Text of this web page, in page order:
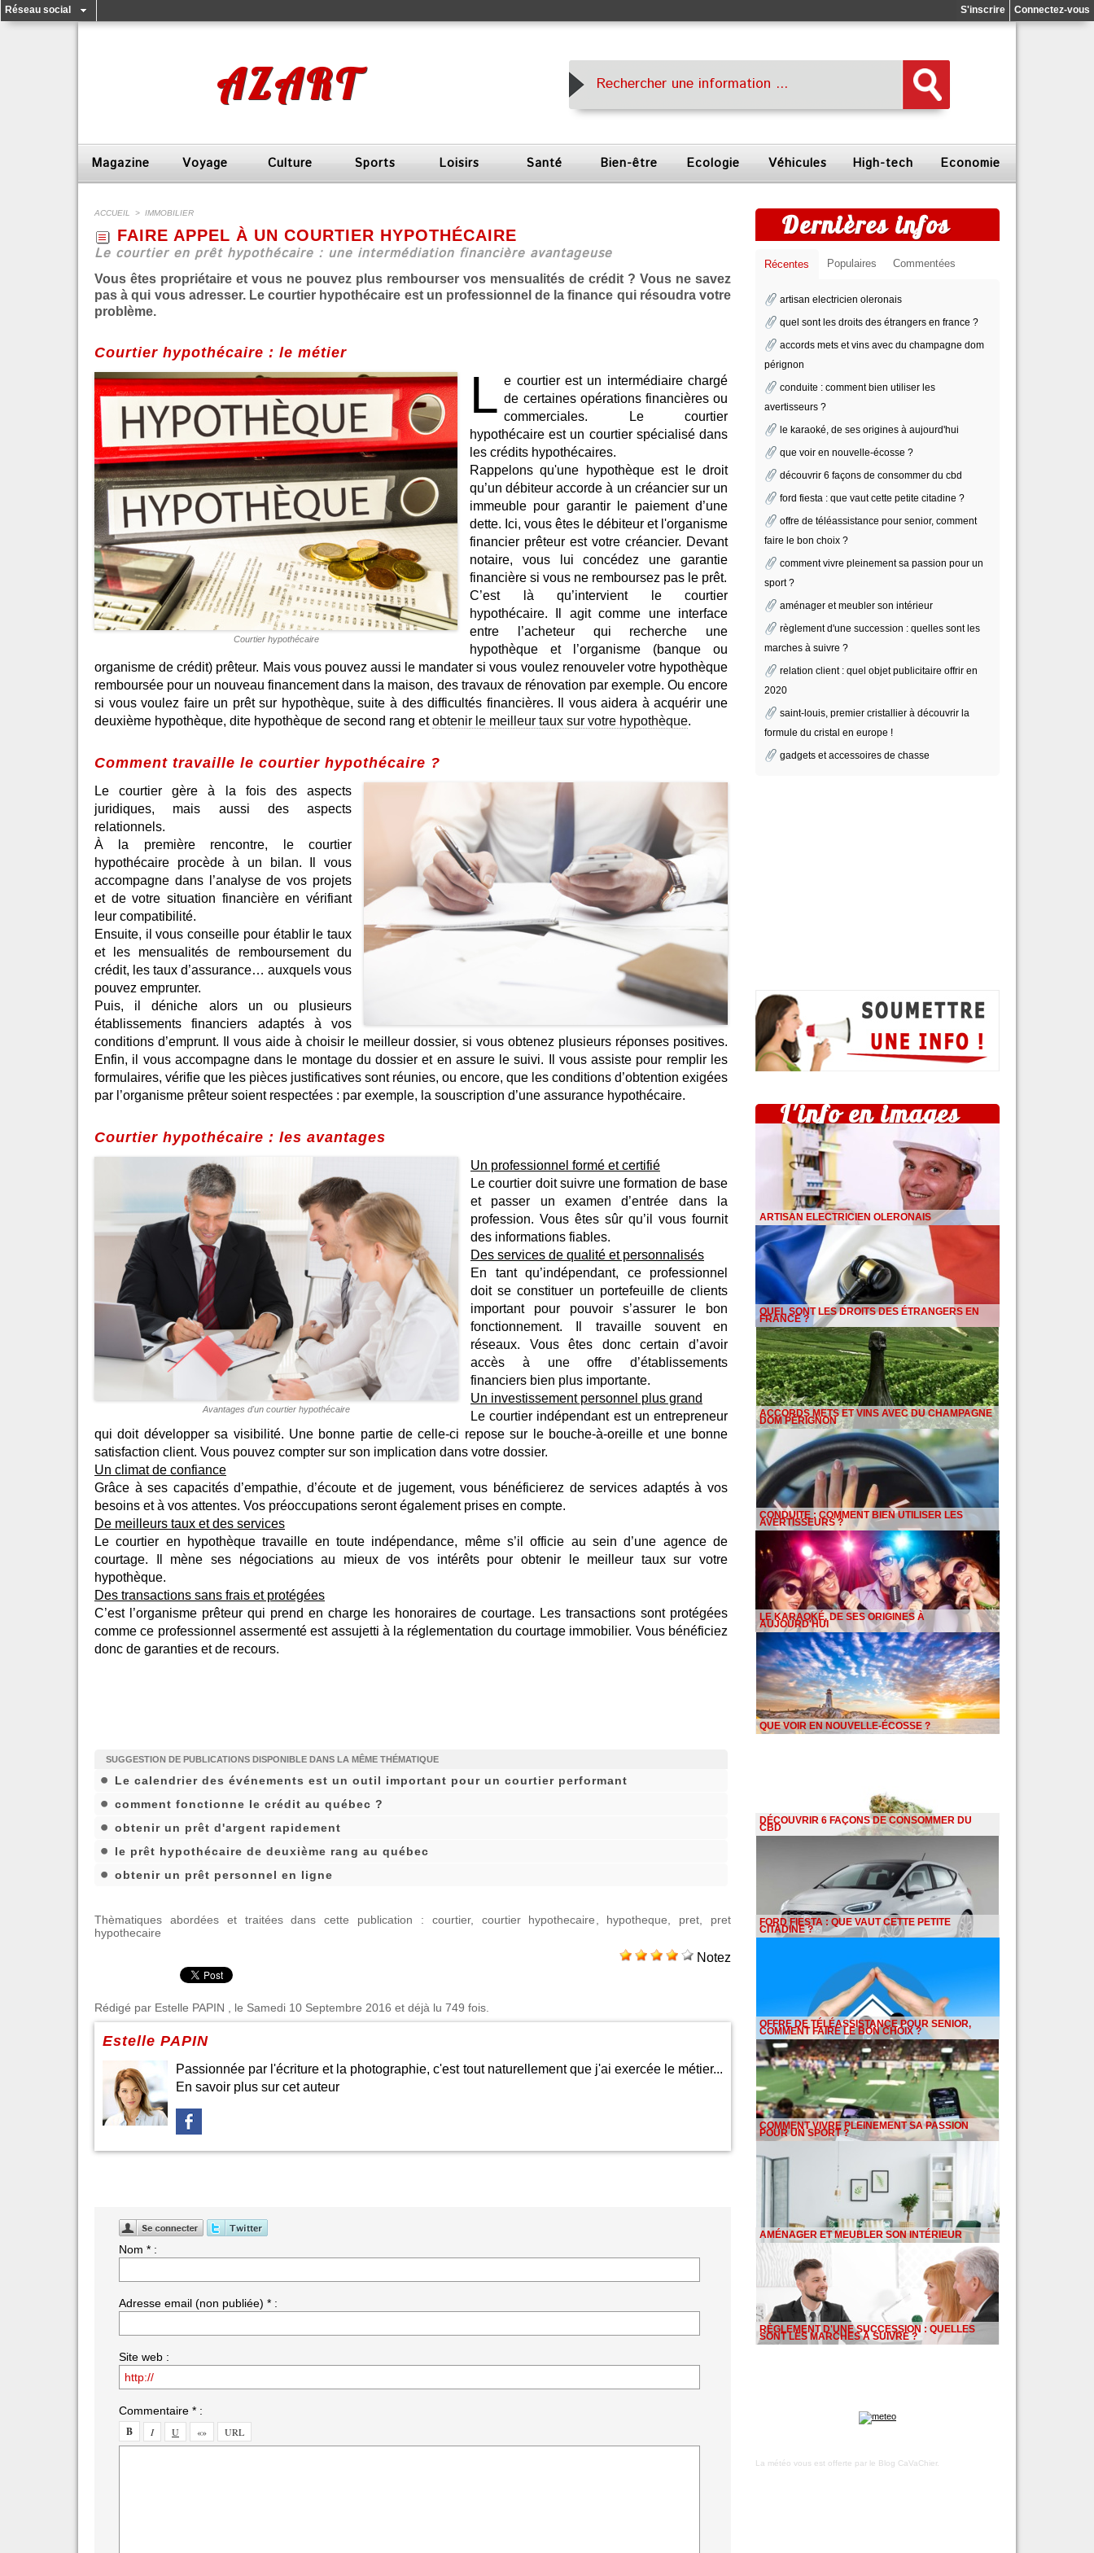
Réseau social Connectez-vous
S'inscrire
AZART
Magazine Voyage Culture Sports Loisirs Santé Bien-être Ecologie Véhicules High-tech Economie
ACCUEIL > IMMOBILIER
FAIRE APPEL À UN COURTIER HYPOTHÉCAIRE
Le courtier en prêt hypothécaire : une intermédiation financière avantageuse
Vous êtes propriétaire et vous ne pouvez plus rembourser vos mensualités de crédit ? Vous ne savez
pas à qui vous adresser. Le courtier hypothécaire est un professionnel de la finance qui résoudra votre
problème.
Courtier hypothécaire : le métier
Courtier hypothécaire
L e courtier est un intermédiaire chargé
de certaines opérations financières ou
commerciales. Le courtier
hypothécaire est un courtier spécialisé dans
les crédits hypothécaires.
Rappelons qu'une hypothèque est le droit
qu’un débiteur accorde à un créancier sur un
immeuble pour garantir le paiement d’une
dette. Ici, vous êtes le débiteur et l'organisme
financier prêteur est votre créancier. Devant
notaire, vous lui concédez une garantie
financière si vous ne remboursez pas le prêt.
C’est là qu’intervient le courtier
hypothécaire. Il agit comme une interface
entre l’acheteur qui recherche une
hypothèque et l’organisme (banque ou
organisme de crédit) prêteur. Mais vous pouvez aussi le mandater si vous voulez renouveler votre hypothèque
remboursée pour un nouveau financement dans la maison, des travaux de rénovation par exemple. Ou encore
si vous voulez faire un prêt sur hypothèque, suite à des difficultés financières. Il vous aidera à acquérir une
deuxième hypothèque, dite hypothèque de second rang etobtenir le meilleur taux sur votre hypothèque.
Comment travaille le courtier hypothécaire ?
Le courtier gère à la fois des aspects
juridiques, mais aussi des aspects
relationnels.
À la première rencontre, le courtier
hypothécaire procède à un bilan. Il vous
accompagne dans l’analyse de vos projets
et de votre situation financière en vérifiant
leur compatibilité.
Ensuite, il vous conseille pour établir le taux
et les mensualités de remboursement du
crédit, les taux d’assurance… auxquels vous
pouvez emprunter.
Puis, il déniche alors un ou plusieurs
établissements financiers adaptés à vos
conditions d’emprunt. Il vous aide à choisir le meilleur dossier, si vous obtenez plusieurs réponses positives.
Enfin, il vous accompagne dans le montage du dossier et en assure le suivi. Il vous assiste pour remplir les
formulaires, vérifie que les pièces justificatives sont réunies, ou encore, que les conditions d’obtention exigées
par l’organisme prêteur soient respectées : par exemple, la souscription d’une assurance hypothécaire.
Courtier hypothécaire : les avantages
Avantages d'un courtier hypothécaire
Un professionnel formé et certifié
Le courtier doit suivre une formation de base
et passer un examen d’entrée dans la
profession. Vous êtes sûr qu’il vous fournit
des informations fiables.
Des services de qualité et personnalisés
En tant qu’indépendant, ce professionnel
doit se constituer un portefeuille de clients
important pour pouvoir s’assurer le bon
fonctionnement. Il travaille souvent en
réseaux. Vous êtes donc certain d’avoir
accès à une offre d’établissements
financiers bien plus importante.
Un investissement personnel plus grand
Le courtier indépendant est un entrepreneur
qui doit développer sa visibilité. Une bonne partie de celle-ci repose sur le bouche-à-oreille et une bonne
satisfaction client. Vous pouvez compter sur son implication dans votre dossier.
Un climat de confiance
Grâce à ses capacités d’empathie, d’écoute et de jugement, vous bénéficierez de services adaptés à vos
besoins et à vos attentes. Vos préoccupations seront également prises en compte.
De meilleurs taux et des services
Le courtier en hypothèque travaille en toute indépendance, même s’il officie au sein d’une agence de
courtage. Il mène ses négociations au mieux de vos intérêts pour obtenir le meilleur taux sur votre
hypothèque.
Des transactions sans frais et protégées
C’est l’organisme prêteur qui prend en charge les honoraires de courtage. Les transactions sont protégées
comme ce professionnel assermenté est assujetti à la réglementation du courtage immobilier. Vous bénéficiez
donc de garanties et de recours.
SUGGESTION DE PUBLICATIONS DISPONIBLE DANS LA MÊME THÉMATIQUE
Le calendrier des événements est un outil important pour un courtier performant
comment fonctionne le crédit au québec ?
obtenir un prêt d'argent rapidement
le prêt hypothécaire de deuxième rang au québec
obtenir un prêt personnel en ligne
Thèmatiques abordées et traitées dans cette publication : courtier, courtier hypothecaire hypotheque pret
pret
hypothecaire
Notez
Rédigé par Estelle PAPIN , le Samedi 10 Septembre 2016 et déjà lu 749 fois.
Estelle PAPIN
Passionnée par l'écriture et la photographie, c'est tout naturellement que j'ai exercée le métier...
En savoir plus sur cet auteur
Nom * :
Adresse email (non publiée) * :
Site web :
Commentaire * :
Dernières infos
Récentes Populaires Commentées
artisan electricien oleronais
quel sont les droits des étrangers en france ?
accords mets et vins avec du champagne dom
pérignon
conduite : comment bien utiliser les
avertisseurs ?
le karaoké, de ses origines à aujourd'hui
que voir en nouvelle-écosse ?
découvrir 6 façons de consommer du cbd
ford fiesta : que vaut cette petite citadine ?
offre de téléassistance pour senior, comment
faire le bon choix ?
comment vivre pleinement sa passion pour un
sport ?
aménager et meubler son intérieur
règlement d'une succession : quelles sont les
marches à suivre ?
relation client : quel objet publicitaire offrir en
2020
saint-louis, premier cristallier à découvrir la
formule du cristal en europe !
gadgets et accessoires de chasse
L'info en images
ARTISAN ELECTRICIEN OLERONAIS
QUEL SONT LES DROITS DES ÉTRANGERS EN
FRANCE ?
ACCORDS METS ET VINS AVEC DU CHAMPAGNE
DOM PÉRIGNON
CONDUITE : COMMENT BIEN UTILISER LES
AVERTISSEURS ?
LE KARAOKÉ, DE SES ORIGINES À
AUJOURD'HUI
QUE VOIR EN NOUVELLE-ÉCOSSE ?
DÉCOUVRIR 6 FAÇONS DE CONSOMMER DU
CBD
FORD FIESTA : QUE VAUT CETTE PETITE
CITADINE ?
OFFRE DE TÉLÉASSISTANCE POUR SENIOR,
COMMENT FAIRE LE BON CHOIX ?
COMMENT VIVRE PLEINEMENT SA PASSION
POUR UN SPORT ?
AMÉNAGER ET MEUBLER SON INTÉRIEUR
RÈGLEMENT D'UNE SUCCESSION : QUELLES
SONT LES MARCHES À SUIVRE ?
La météo vous est offerte par le Blog CaVaChier.